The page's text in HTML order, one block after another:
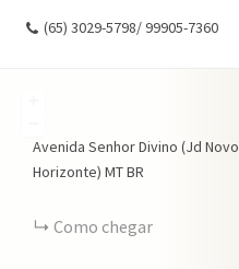
(65) 3029-5798/ 99905-7360
Avenida Senhor Divino (Jd Novo
Horizonte) MTBR
Como chegar